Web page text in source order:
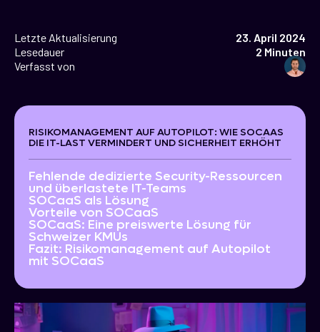
Letzte Aktualisierung
23. April 2024
Lesedauer
2 Minuten
Verfasst von
RISIKOMANAGEMENT AUF AUTOPILOT: WIE SOCAAS
DIE IT-LAST VERMINDERT UND SICHERHEIT ERHÖHT
Fehlende dedizierte Security-Ressourcen
und überlastete IT-Teams
SOCaaS als Lösung
Vorteile von SOCaaS
SOCaaS: Eine preiswerte Lösung für
Schweizer KMUs
Fazit: Risikomanagement auf Autopilot
mit SOCaaS